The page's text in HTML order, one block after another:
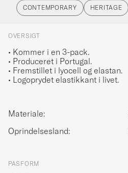
CONTEMPORARY HERITAGE
OVERSIGT
• Kommer i en 3-pack.
• Produceret i Portugal.
• Fremstillet i lyocell og elastan.
• Logoprydet elastikkant i livet.
Materiale:
Oprindelsesland:
PASFORM